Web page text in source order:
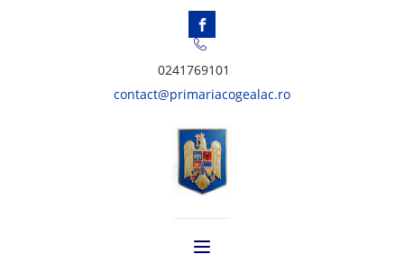
0241769101
contact@primariacogealac.ro